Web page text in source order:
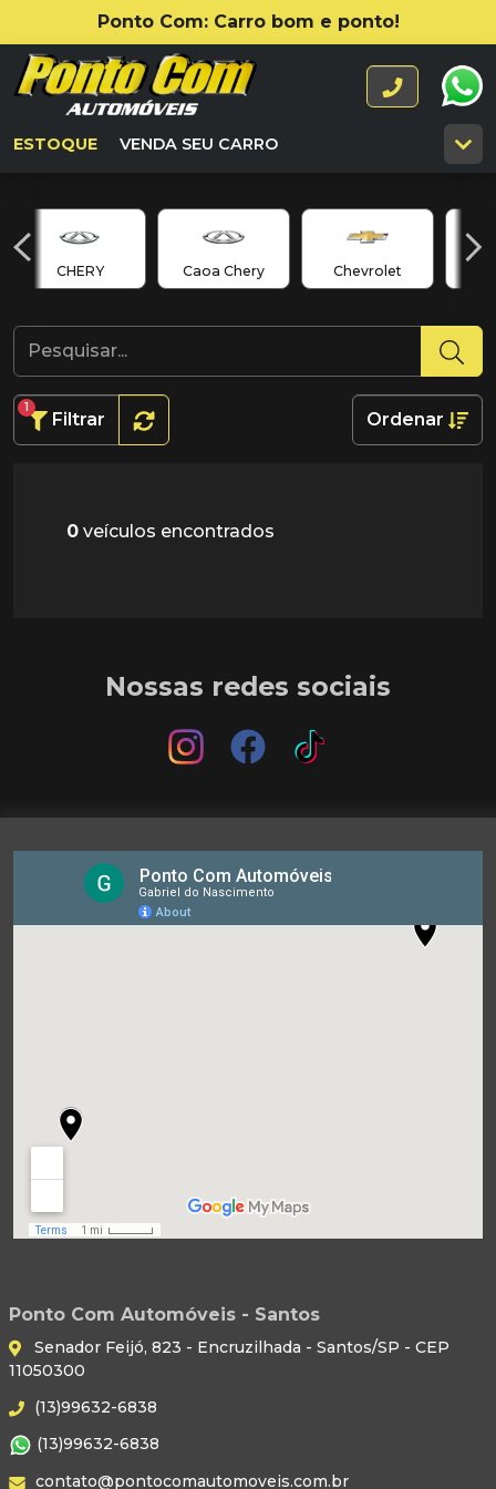
Ponto Com: Carro bom e ponto!
ESTOQUE VENDA SEU CARRO
CHERY Caoa Chery Chevrolet
Filtrar
1
Ordenar
0 veículos encontrados
Nossas redes sociais
Ponto Com Automóveis - Santos
Senador Feijó, 823 - Encruzilhada - Santos/SP - CEP
11050300
(13)99632-6838
(13)99632-6838
contato@pontocomautomoveis.com.br